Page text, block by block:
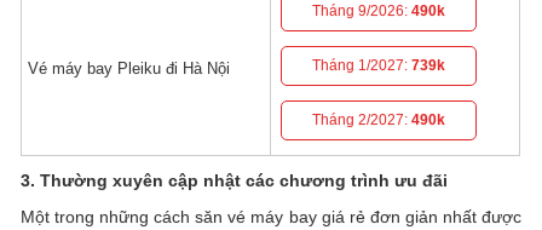
Vé máy bay Pleiku đi Hà Nội
Tháng 9/2026:490k
Tháng 1/2027:739k
Tháng 2/2027:490k
3. Thường xuyên cập nhật các chương trình ưu đãi
Một trong những cách săn vé máy bay giá rẻ đơn giản nhất được